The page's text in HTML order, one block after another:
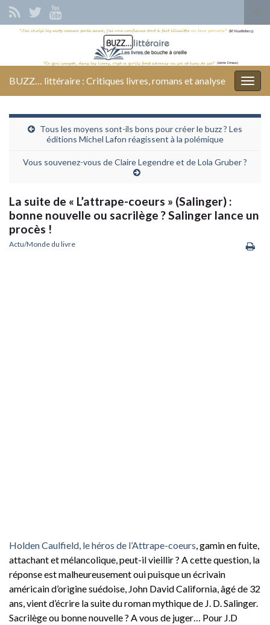
Search for:
BUZZ… littéraire : Critiques livres, romans et analyse
Tous les moyens sont-ils bons pour créer le buzz ? Les
éditions Michel Lafon réagissent à la polémique
Vous souvenez-vous de Claire Legendre et de Lola Gruber ?
La suite de « L’attrape-coeurs » (Salinger) :
bonne nouvelle ou sacrilège ? Salinger lance un
procès !
Actu/Monde du livre
Holden Caulfield, le héros de l’Attrape-coeurs , gamin en fuite,
attachant et mélancolique, peut-il vieillir ? A cette question, la
réponse est malheureusement oui puisque un écrivain
américain d’origine suédoise, John David California, âgé de 32
ans, vient d’écrire la suite du roman mythique de J. D. Salinger.
Sacrilège ou bonne nouvelle ? A vous de juger… Pour J.D